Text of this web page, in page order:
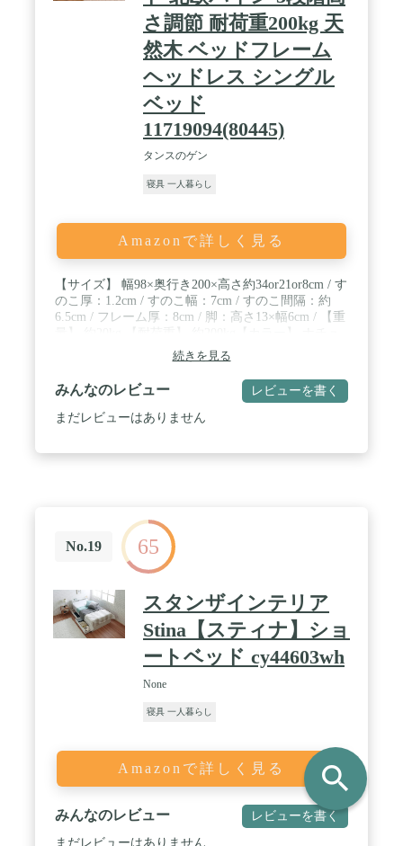
さ調節 耐荷重200kg 天
然木 ベッドフレーム
ヘッドレス シングル
ベッド
11719094(80445)
タンスのゲン
寝具 一人暮らし
Amazonで詳しく見る
【サイズ】 幅98×奥行き200×高さ約34or21or8cm / す
のこ厚：1.2cm / すのこ幅：7cm / すのこ間隔：約
6.5cm / フレーム厚：8cm / 脚：高さ13×幅6cm / 【重
ラル 【素材】 本体・脚：天然木パイン無垢材 / す
のこ：LVL（厚み12mm） / ラッカー塗装 ※傷防
止フェルト付属 / 【梱包サイズ】 34×106×17.5cm
【組立品】 (※プラスドライバー必要) 【生産国】
ベトナム / ※すのこの上に立つ場合はさん木の上に
す。使用上問題はございませんので、予めご了承く
ださい。 ※すのこに青っぽい染みのようなものがあ
る場合がございますが、松系統に良く見られるもの
であり、カビではございません。人体・強度に影響
はございませんので、予めご了承ください。 / ※天
然木特有の臭いがある場合がございます。臭いが気
になる場合は、開封時・組立時に換気を行なってく
ださい。 ※天然木を使用しておりますので、木目や
色目により多少の色ムラがある場合がございます。
に反り加工を施しております。湿度の関係でそりが
強くなる場合がございますが、使用上問題はござい
入される場合には予めご了承ください。※2022年7
月7日にブラウン、21日にホワイトウォッシュ、22
日にナチュラルのすのこ本数が16本→14本に仕様変
更となりました。耐荷重は変わりませんので安心し
てご使用ください。
続きを見る
みんなのレビュー レビューを書く
まだレビューはありません
No.19 65
スタンザインテリア
Stina【スティナ】ショ
ートベッド cy44603wh
None
寝具 一人暮らし
Amazonで詳しく見る
みんなのレビュー レビューを書く
まだレビューはありません
search